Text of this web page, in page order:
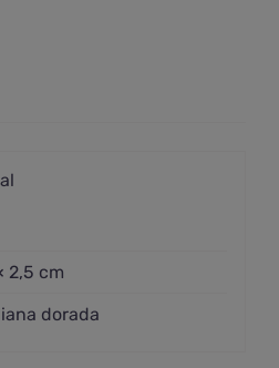
2,5 cm
dorada